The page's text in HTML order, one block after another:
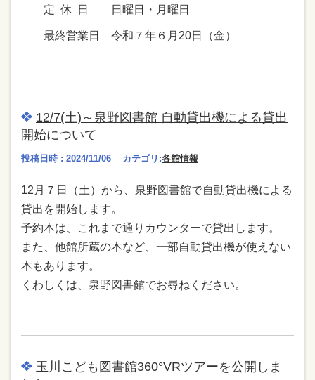
定 休 日 日曜日・月曜日
最終営業日 令和７年６月20日（金）
12/7(土)～泉野図書館 自動貸出機による貸出
開始について
投稿日時 : 2024/11/06 カテゴリ:各館情報
12月７日（土）から、泉野図書館で自動貸出機による
貸出を開始します。
予約本は、これまで通りカウンターで貸出します。
また、他館所蔵の本など、一部自動貸出機が使えない
本もあります。
くわしくは、泉野図書館でお尋ねください。
玉川こども図書館360°VRツアーを公開しま